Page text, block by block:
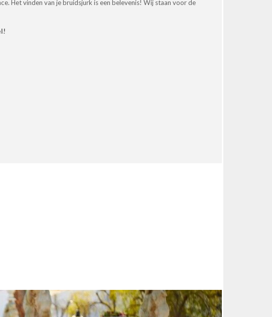
Het vinden van je bruidsjurk is een belevenis! Wij staan voor de